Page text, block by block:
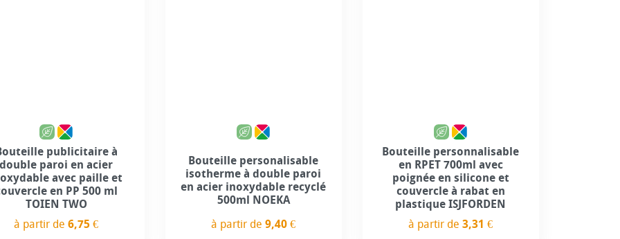
publicitaire à
double paroi en acier
avec paille et
en PP 500 ml
TOIEN TWO
à partir de6,75 €
Bouteille personalisable
isotherme à double paroi
en acier inoxydable recyclé
500ml NOEKA
à partir de9,40 €
Bouteille personnalisable
en RPET 700ml avec
poignée en silicone et
couvercle à rabat en
plastique ISJFORDEN
à partir de3,31 €